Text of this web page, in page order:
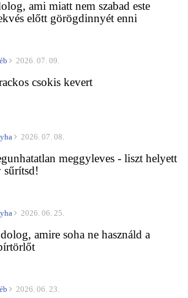
ami miatt nem szabad este
előtt görögdinnyét enni
2026. 07. 09.
csokis kevert
2026. 07. 08.
meggyleves - liszt helyett
sűrítsd!
2026. 06. 25.
amire soha ne használd a
2026. 06. 23.